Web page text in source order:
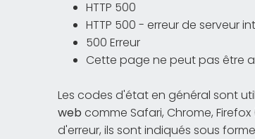
HTTP 500
HTTP 500 - erreur de serveur
500 Erreur
Cette page ne peut pas être
Les codes d'état en général sont
web comme Safari, Chrome,
d'erreur, ils sont indiqués sous